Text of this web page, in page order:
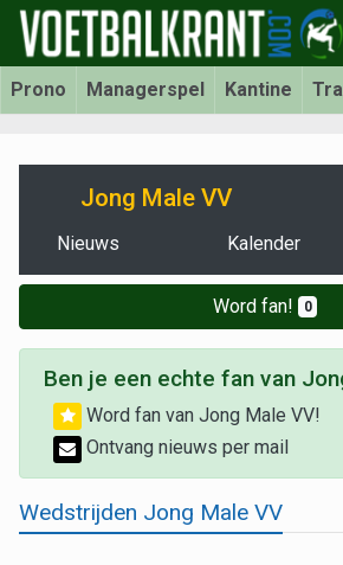
Prono Managerspel Kantine
Jong Male VV
Nieuws Kalender
Word fan! 0
Ben je een echte fan van
Word fan van Jong Male VV!
Ontvang nieuws per mail
Wedstrijden Jong Male VV